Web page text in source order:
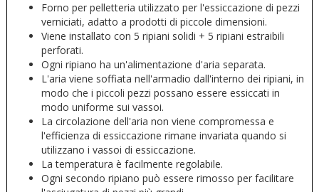
Forno per pelletteria utilizzato per l'essiccazione di pezzi
verniciati, adatto a prodotti di piccole dimensioni.
Viene installato con 5 ripiani solidi + 5 ripiani estraibili
perforati.
Ogni ripiano ha un'alimentazione d'aria separata.
L'aria viene soffiata nell'armadio dall'interno dei ripiani, in
modo che i piccoli pezzi possano essere essiccati in
modo uniforme sui vassoi.
La circolazione dell'aria non viene compromessa e
l'efficienza di essiccazione rimane invariata quando si
utilizzano i vassoi di essiccazione.
La temperatura è facilmente regolabile.
Ogni secondo ripiano può essere rimosso per facilitare